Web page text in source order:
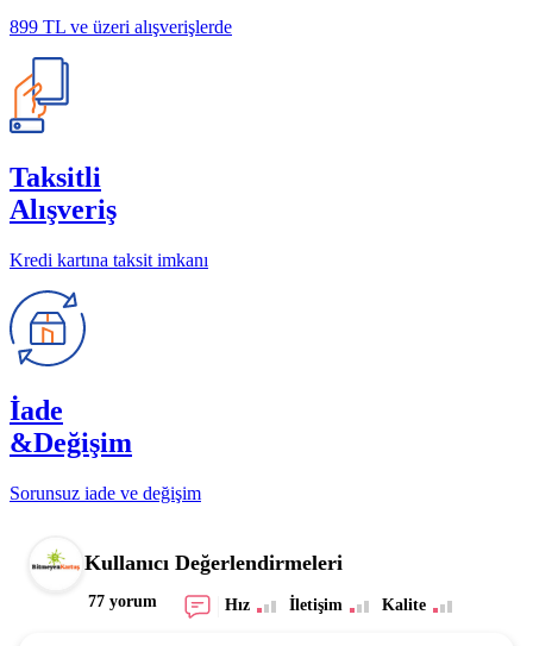
899 TL ve üzeri alışverişlerde
Taksitli
Alışveriş
Kredi kartına taksit imkanı
İade
&Değişim
Sorunsuz iade ve değişim
Kullanıcı Değerlendirmeleri
77 yorum Hız İletişim Kalite